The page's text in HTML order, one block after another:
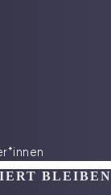
BLEIBEN